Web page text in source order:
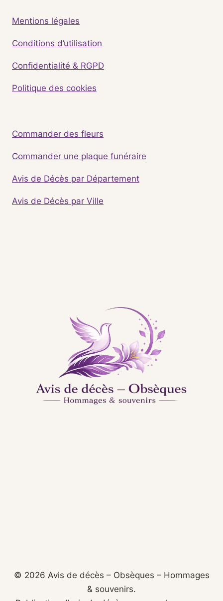
Mentions légales
Conditions d’utilisation
Confidentialité & RGPD
Politique des cookies
Commander des fleurs
Commander une plaque funéraire
Avis de Décès par Département
Avis de Décès par Ville
© 2026 Avis de décès – Obsèques – Hommages
& souvenirs.